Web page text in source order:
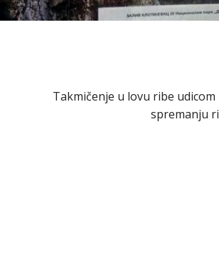
Takmičenje u lovu ribe udicom
spremanju